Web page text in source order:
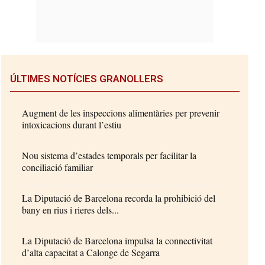
ÚLTIMES NOTÍCIES GRANOLLERS
Augment de les inspeccions alimentàries per prevenir
intoxicacions durant l’estiu
Nou sistema d’estades temporals per facilitar la
conciliació familiar
La Diputació de Barcelona recorda la prohibició del
bany en rius i rieres dels...
La Diputació de Barcelona impulsa la connectivitat
d’alta capacitat a Calonge de Segarra